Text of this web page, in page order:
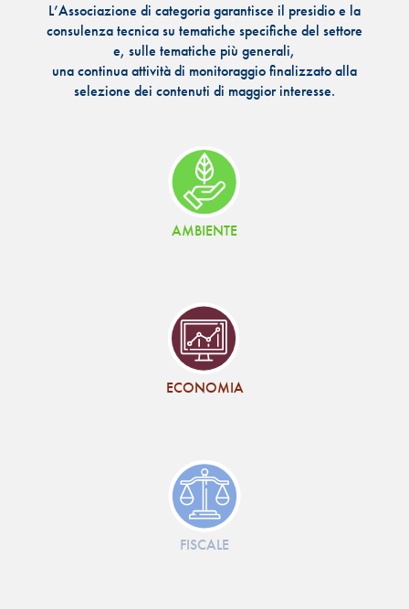
L’Associazione di categoria garantisce il presidio e la
consulenza tecnica su tematiche specifiche del settore
e, sulle tematiche più generali,
una continua attività di monitoraggio finalizzato alla
selezione dei contenuti di maggior interesse.
AMBIENTE
ECONOMIA
FISCALE